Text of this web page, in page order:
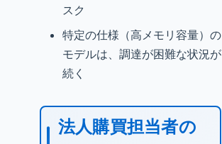
スク
特定の仕様（高メモリ容量）の
モデルは、調達が困難な状況が
続く
法人購買担当者の